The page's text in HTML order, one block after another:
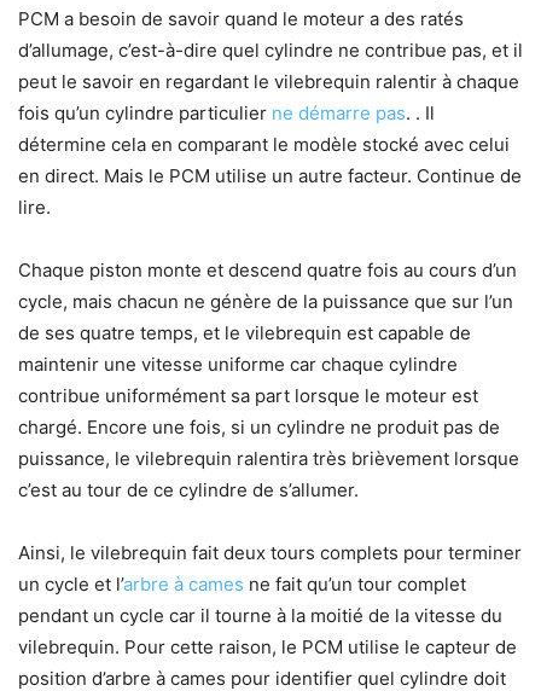
PCM a besoin de savoir quand le moteur a des ratés
d’allumage, c’est-à-dire quel cylindre ne contribue pas, et il
peut le savoir en regardant le vilebrequin ralentir à chaque
fois qu’un cylindre particulier ne démarre pas. . Il
détermine cela en comparant le modèle stocké avec celui
en direct. Mais le PCM utilise un autre facteur. Continue de
lire.
Chaque piston monte et descend quatre fois au cours d’un
cycle, mais chacun ne génère de la puissance que sur l’un
de ses quatre temps, et le vilebrequin est capable de
maintenir une vitesse uniforme car chaque cylindre
contribue uniformément sa part lorsque le moteur est
chargé. Encore une fois, si un cylindre ne produit pas de
puissance, le vilebrequin ralentira très brièvement lorsque
c’est au tour de ce cylindre de s’allumer.
Ainsi, le vilebrequin fait deux tours complets pour terminer
un cycle et l’arbre à cames ne fait qu’un tour complet
pendant un cycle car il tourne à la moitié de la vitesse du
vilebrequin. Pour cette raison, le PCM utilise le capteur de
position d’arbre à cames pour identifier quel cylindre doit